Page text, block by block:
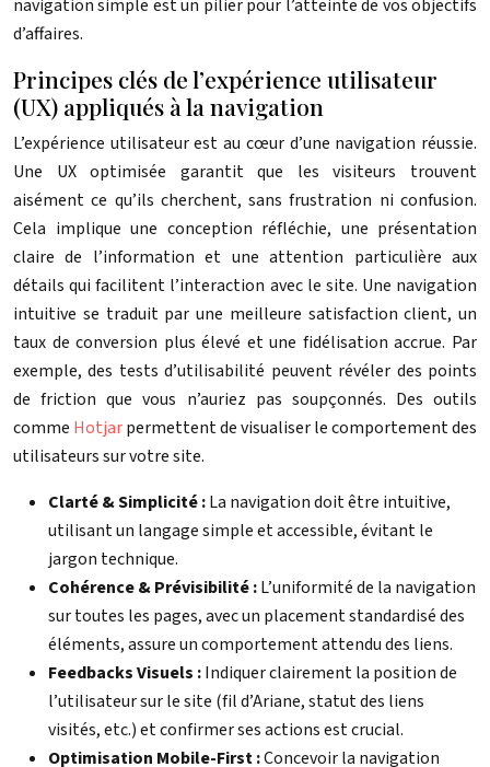
navigation simple est un pilier pour l’atteinte de vos objectifs
d’affaires.
Principes clés de l’expérience utilisateur
(UX) appliqués à la navigation
L’expérience utilisateur est au cœur d’une navigation réussie.
Une UX optimisée garantit que les visiteurs trouvent
aisément ce qu’ils cherchent, sans frustration ni confusion.
Cela implique une conception réfléchie, une présentation
claire de l’information et une attention particulière aux
détails qui facilitent l’interaction avec le site. Une navigation
intuitive se traduit par une meilleure satisfaction client, un
taux de conversion plus élevé et une fidélisation accrue. Par
exemple, des tests d’utilisabilité peuvent révéler des points
de friction que vous n’auriez pas soupçonnés. Des outils
comme Hotjarpermettent de visualiser le comportement des
utilisateurs sur votre site.
Clarté & Simplicité :La navigation doit être intuitive,
utilisant un langage simple et accessible, évitant le
jargon technique.
Cohérence & Prévisibilité :L’uniformité de la navigation
sur toutes les pages, avec un placement standardisé des
éléments, assure un comportement attendu des liens.
Feedbacks Visuels :Indiquer clairement la position de
l’utilisateur sur le site (fil d’Ariane, statut des liens
visités, etc.) et confirmer ses actions est crucial.
Optimisation Mobile-First :Concevoir la navigation